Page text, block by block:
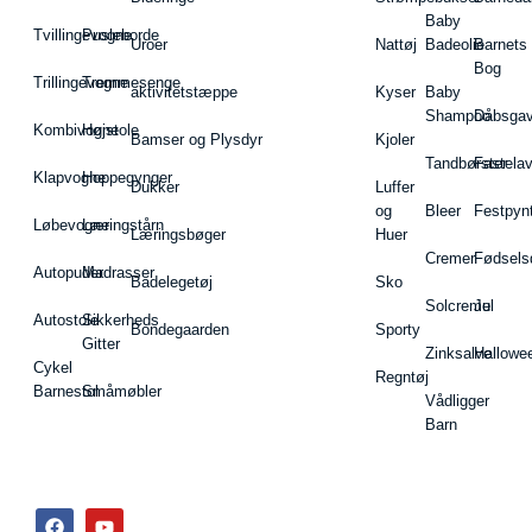
Tvillingevogne
Trillingevogne
Kombivogne
Klapvogne
Løbevogne
Autopuder
Autostole
Cykel
Barnestol
Pusleborde
Tremmesenge
Højstole
Hoppegynger
Læringstårn
Madrasser
Sikkerheds
Gitter
Småmøbler
Uroer
aktivitetstæppe
Bamser og Plysdyr
Dukker
Læringsbøger
Badelegetøj
Bondegaarden
Nattøj
Kyser
Kjoler
Luffer
og
Huer
Sko
Sporty
Regntøj
Baby
Badeolie
Baby
Shampoo
Tandbørster
Bleer
Cremer
Solcreme
Zinksalve
Vådligger
Barn
Barnets
Bog
Jul